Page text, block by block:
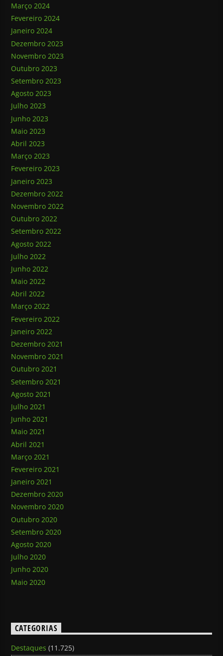
Março 2024
Fevereiro 2024
Janeiro 2024
Dezembro 2023
Novembro 2023
Outubro 2023
Setembro 2023
Agosto 2023
Julho 2023
Junho 2023
Maio 2023
Abril 2023
Março 2023
Fevereiro 2023
Janeiro 2023
Dezembro 2022
Novembro 2022
Outubro 2022
Setembro 2022
Agosto 2022
Julho 2022
Junho 2022
Maio 2022
Abril 2022
Março 2022
Fevereiro 2022
Janeiro 2022
Dezembro 2021
Novembro 2021
Outubro 2021
Setembro 2021
Agosto 2021
Julho 2021
Junho 2021
Maio 2021
Abril 2021
Março 2021
Fevereiro 2021
Janeiro 2021
Dezembro 2020
Novembro 2020
Outubro 2020
Setembro 2020
Agosto 2020
Julho 2020
Junho 2020
Maio 2020
CATEGORIAS
Destaques (11.725)